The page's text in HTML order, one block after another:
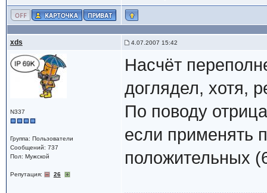
xds 4.07.2007 15:42
N337
Группа: Пользователи
Сообщений: 737
Пол: Мужской
Репутация: 26
Насчёт
доглядел, хотя,
По поводу
если применять
положительных